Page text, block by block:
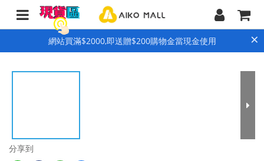
網站買滿$2000,即送贈$200購物金當現金使用 ×
分享到